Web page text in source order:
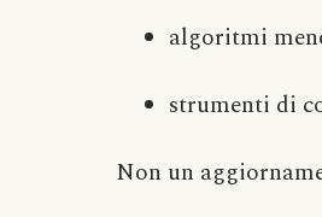
algoritmi
strumenti di
Non un